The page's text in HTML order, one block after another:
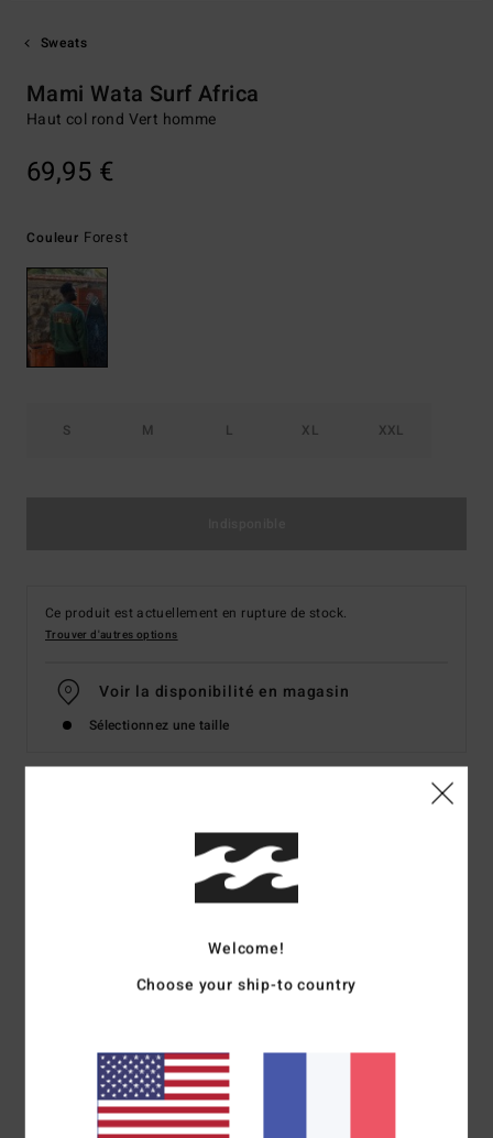
Sweats
Mami Wata Surf Africa
Haut col rond Vert homme
69,95 €
Couleur Forest
S M L XL XXL
Ce produit est actuellement en rupture de stock.
Trouver d'autres options
Voir la disponibilité en magasin
Sélectionnez une taille
Haut col rond Vert homme
Imprimé sur le devant et à l'arrière
Composition60% Coton, 40% Polyester
Welcome!
Choose your ship-to country